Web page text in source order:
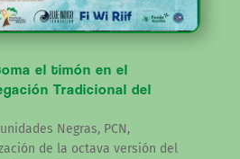
el timón en el
Tradicional del
Negras, PCN,
de la octava versión del